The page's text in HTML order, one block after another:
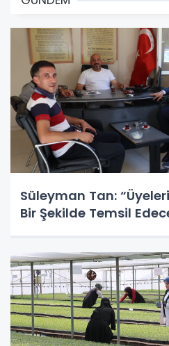
Süleyman Tan:
Bir Şekilde Temsil